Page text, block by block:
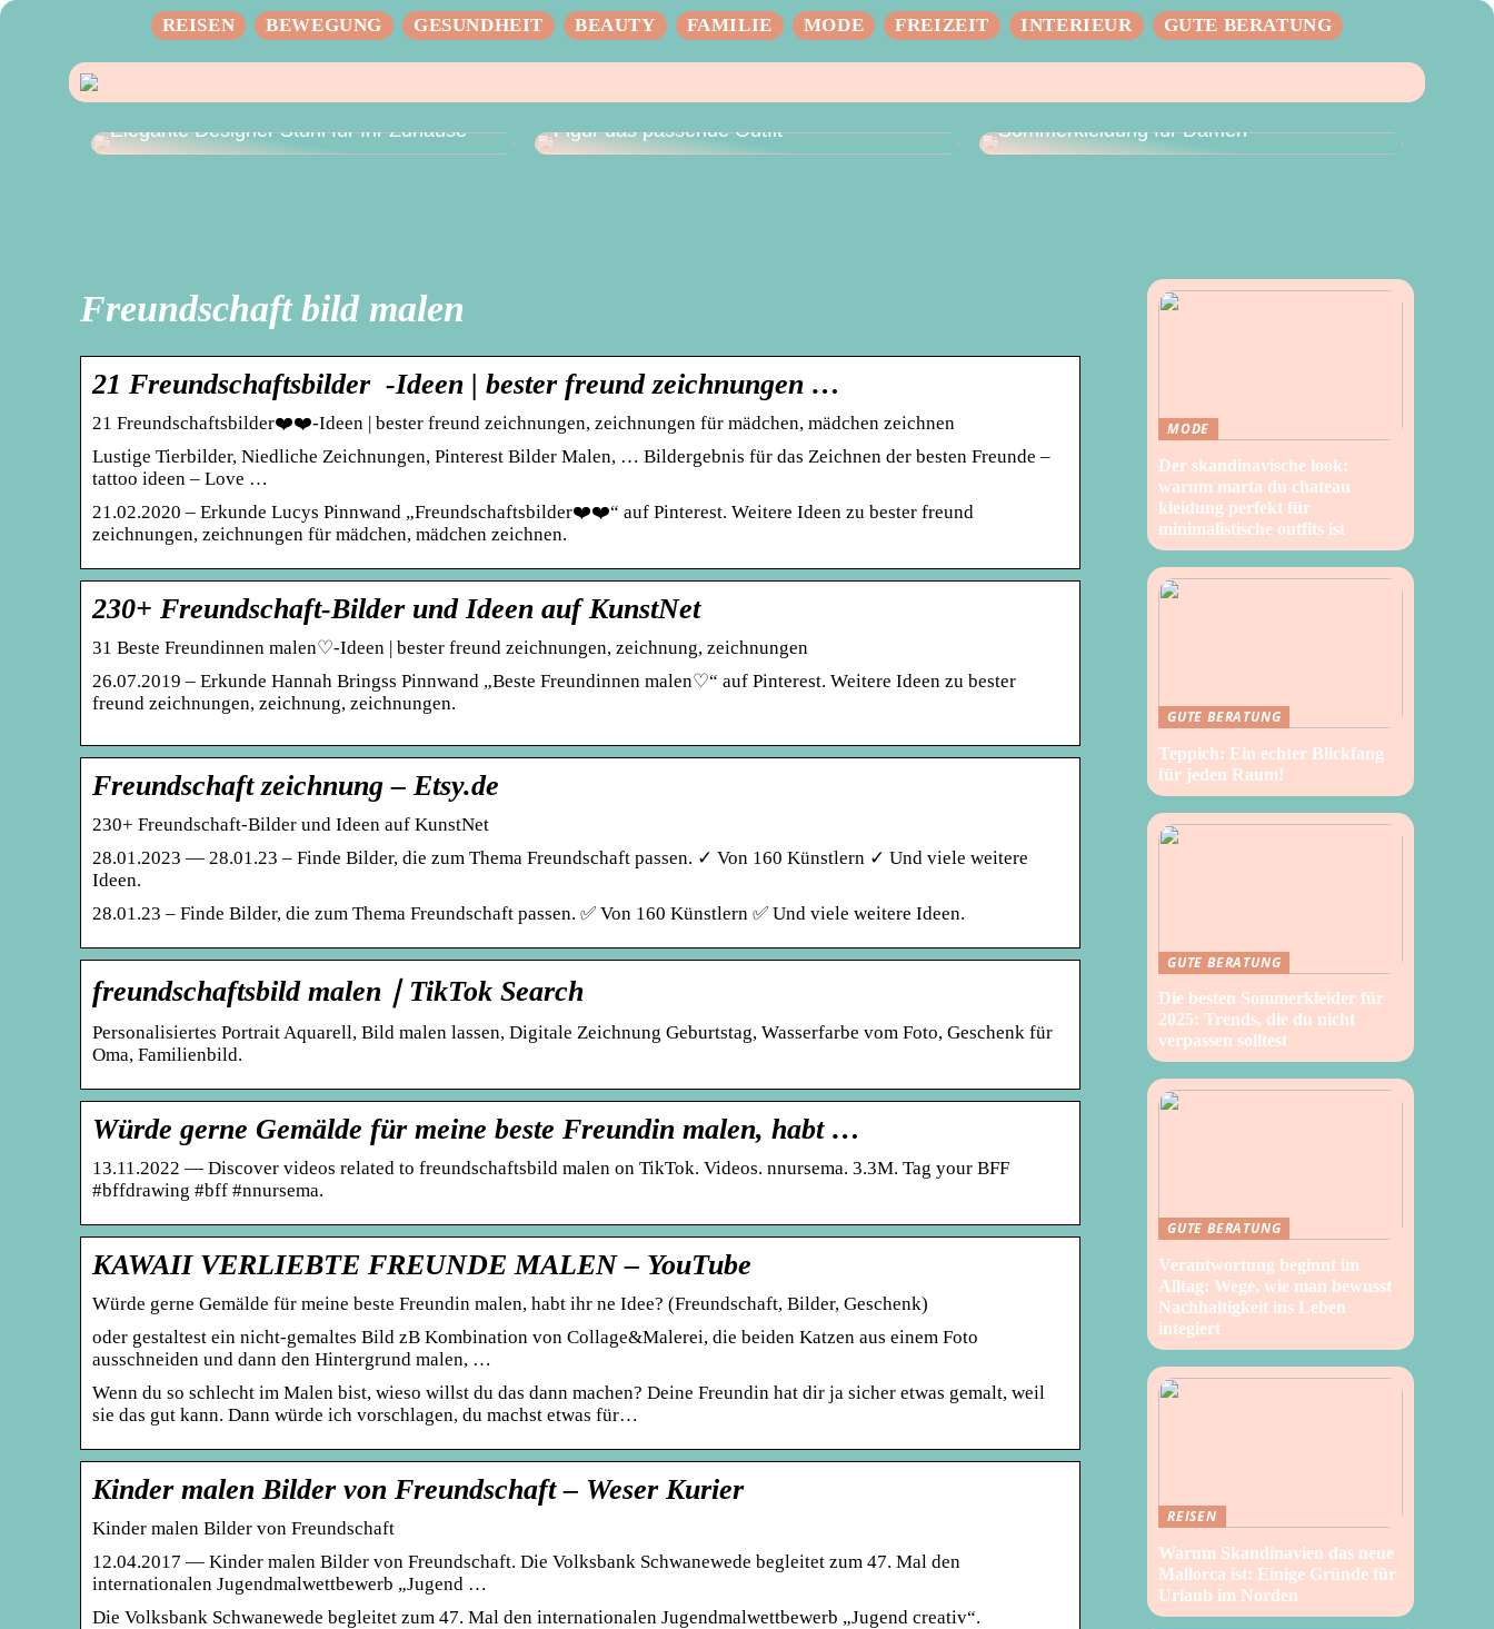
REISEN BEWEGUNG GESUNDHEIT BEAUTY FAMILIE MODE FREIZEIT INTERIEUR GUTE BERATUNG
Elegante Designer Stuhl für Ihr Zuhause
Figur das passende Outfit
Sommerkleidung für Damen
Freundschaft bild malen
21 Freundschaftsbilder ‍ ‍-Ideen | bester freund zeichnungen …
21 Freundschaftsbilder❤‍❤‍-Ideen | bester freund zeichnungen, zeichnungen für mädchen, mädchen zeichnen
Lustige Tierbilder, Niedliche Zeichnungen, Pinterest Bilder Malen, … Bildergebnis für das Zeichnen der besten Freunde –
tattoo ideen – Love …
21.02.2020 – Erkunde Lucys Pinnwand „Freundschaftsbilder❤‍❤‍“ auf Pinterest. Weitere Ideen zu bester freund
zeichnungen, zeichnungen für mädchen, mädchen zeichnen.
230+ Freundschaft-Bilder und Ideen auf KunstNet
31 Beste Freundinnen malen♡-Ideen | bester freund zeichnungen, zeichnung, zeichnungen
26.07.2019 – Erkunde Hannah Bringss Pinnwand „Beste Freundinnen malen♡“ auf Pinterest. Weitere Ideen zu bester
freund zeichnungen, zeichnung, zeichnungen.
Freundschaft zeichnung – Etsy.de
230+ Freundschaft-Bilder und Ideen auf KunstNet
28.01.2023 — 28.01.23 – Finde Bilder, die zum Thema Freundschaft passen. ✓ Von 160 Künstlern ✓ Und viele weitere
Ideen.
28.01.23 – Finde Bilder, die zum Thema Freundschaft passen. ✅ Von 160 Künstlern ✅ Und viele weitere Ideen.
freundschaftsbild malen｜TikTok Search
Personalisiertes Portrait Aquarell, Bild malen lassen, Digitale Zeichnung Geburtstag, Wasserfarbe vom Foto, Geschenk für
Oma, Familienbild.
Würde gerne Gemälde für meine beste Freundin malen, habt …
13.11.2022 — Discover videos related to freundschaftsbild malen on TikTok. Videos. nnursema. 3.3M. Tag your BFF
#bffdrawing #bff #nnursema.
KAWAII VERLIEBTE FREUNDE MALEN – YouTube
Würde gerne Gemälde für meine beste Freundin malen, habt ihr ne Idee? (Freundschaft, Bilder, Geschenk)
oder gestaltest ein nicht-gemaltes Bild zB Kombination von Collage&Malerei, die beiden Katzen aus einem Foto
ausschneiden und dann den Hintergrund malen, …
Wenn du so schlecht im Malen bist, wieso willst du das dann machen? Deine Freundin hat dir ja sicher etwas gemalt, weil
sie das gut kann. Dann würde ich vorschlagen, du machst etwas für…
Kinder malen Bilder von Freundschaft – Weser Kurier
Kinder malen Bilder von Freundschaft
12.04.2017 — Kinder malen Bilder von Freundschaft. Die Volksbank Schwanewede begleitet zum 47. Mal den
internationalen Jugendmalwettbewerb „Jugend …
Die Volksbank Schwanewede begleitet zum 47. Mal den internationalen Jugendmalwettbewerb „Jugend creativ“.
MODE
Der skandinavische look:
warum marta du chateau
kleidung perfekt für
minimalistische outfits ist
GUTE BERATUNG
Teppich: Ein echter Blickfang
für jeden Raum!
GUTE BERATUNG
Die besten Sommerkleider für
2025: Trends, die du nicht
verpassen solltest
GUTE BERATUNG
Verantwortung beginnt im
Alltag: Wege, wie man bewusst
Nachhaltigkeit ins Leben
integiert
REISEN
Warum Skandinavien das neue
Mallorca ist: Einige Gründe für
Urlaub im Norden